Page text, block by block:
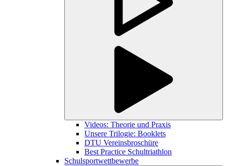
Videos: Theorie und Praxis
Unsere Trilogie: Booklets
DTU Vereinsbroschüre
Best Practice Schultriathlon
Schulsportwettbewerbe